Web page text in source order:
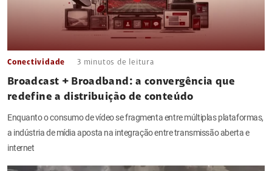
Conectividade 3 minutos de leitura
Broadcast + Broadband: a convergência que
redefine a distribuição de conteúdo
Enquanto o consumo de vídeo se fragmenta entre múltiplas plataformas,
a indústria de mídia aposta na integração entre transmissão aberta e
internet